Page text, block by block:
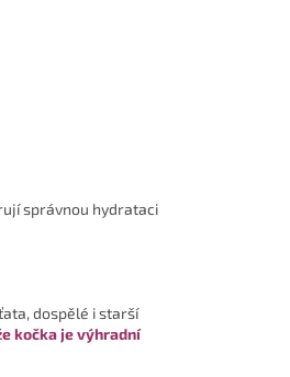
správnou hydrataci
dospělé i starší
kočka je výhradní